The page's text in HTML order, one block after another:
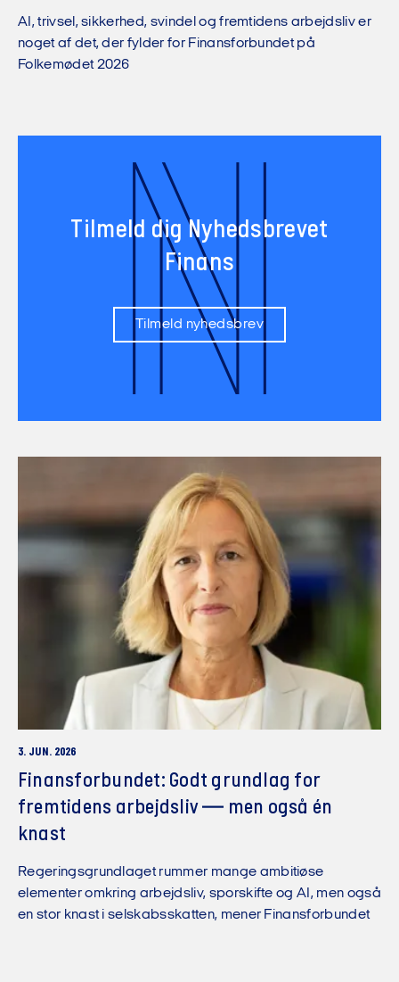
AI, trivsel, sikkerhed, svindel og fremtidens arbejdsliv er
noget af det, der fylder for Finansforbundet på
Folkemødet 2026
N
Tilmeld dig Nyhedsbrevet
Finans
Tilmeld nyhedsbrev
3. JUN. 2026
Finansforbundet: Godt grundlag for
fremtidens arbejdsliv — men også én
knast
Regeringsgrundlaget rummer mange ambitiøse
elementer omkring arbejdsliv, sporskifte og AI, men også
en stor knast i selskabsskatten, mener Finansforbundet